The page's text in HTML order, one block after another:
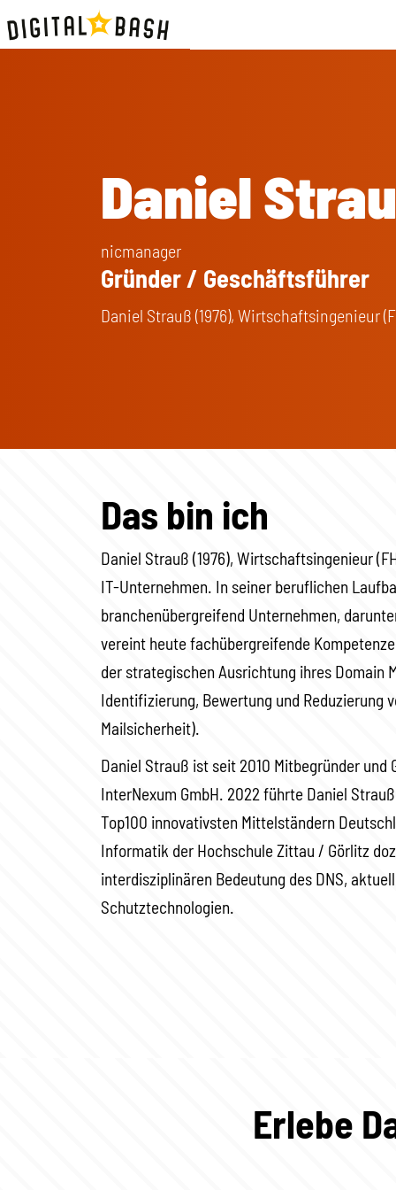
Daniel
nicmanager
Gründer / Geschäftsführer
Daniel Strauß (1976), Wirtschaftsingenieur
Das bin ich
Daniel Strauß (1976), Wirtschaftsingenieur
IT-Unternehmen. In seiner beruflichen
branchenübergreifend Unternehmen,
vereint heute fachübergreifende
der strategischen Ausrichtung ihres Domain
Identifizierung, Bewertung und Reduzierung
Mailsicherheit).
Daniel Strauß ist seit 2010 Mitbegründer und
InterNexum GmbH. 2022 führte Daniel
Top100 innovativsten Mittelständern
Informatik der Hochschule Zittau / Görlitz
interdisziplinären Bedeutung des DNS,
Schutztechnologien.
Erlebe